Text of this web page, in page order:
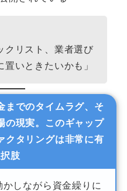
クリスト、業者選び
置いときたいかも」
までのタイムラグ、そ
の現実。このギャップ
クタリングは非常に有
肢
しながら資金繰りに